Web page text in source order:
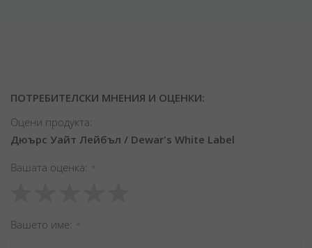
ПОТРЕБИТЕЛСКИ МНЕНИЯ И ОЦЕНКИ:
Оцени продукта:
Дюърс Уайт Лейбъл / Dewar's White Label
Вашата оценка
star
stars
stars
stars
stars
Вашето име